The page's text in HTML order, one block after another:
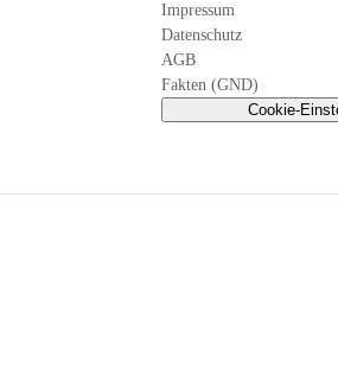
Impressum
Datenschutz
AGB
Fakten (GND)
Cookie-